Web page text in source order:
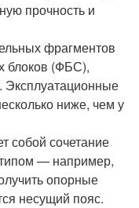
прочность и
фрагментов
блоков (ФБС),
Эксплуатационные
ниже, чем у
собой сочетание
— например,
опорные
несущий пояс.